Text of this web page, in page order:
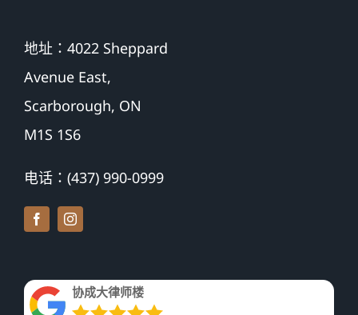
地址：4022 Sheppard
Avenue East,
Scarborough, ON
M1S 1S6
电话：(437) 990-0999
协成大律师楼